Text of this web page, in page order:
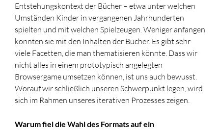
Entstehungskontext der Bücher – etwa unter welchen
Umständen Kinder in vergangenen Jahrhunderten
spielten und mit welchen Spielzeugen. Weniger anfangen
konnten sie mit den Inhalten der Bücher. Es gibt sehr
viele Facetten, die man thematisieren könnte. Dass wir
nicht alles in einem prototypisch angelegten
Browsergame umsetzen können, ist uns auch bewusst.
Worauf wir schließlich unseren Schwerpunkt legen, wird
sich im Rahmen unseres iterativen Prozesses zeigen.
Warum fiel die Wahl des Formats auf ein